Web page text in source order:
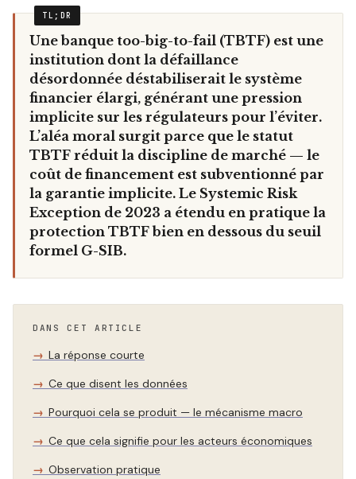
Une banque too-big-to-fail (TBTF) est une
institution dont la défaillance
désordonnée déstabiliserait le système
financier élargi, générant une pression
implicite sur les régulateurs pour l’éviter.
L’aléa moral surgit parce que le statut
TBTF réduit la discipline de marché — le
coût de financement est subventionné par
la garantie implicite. Le Systemic Risk
Exception de 2023 a étendu en pratique la
protection TBTF bien en dessous du seuil
formel G-SIB.
DANS CET ARTICLE
La réponse courte
Ce que disent les données
Pourquoi cela se produit — le mécanisme macro
Ce que cela signifie pour les acteurs économiques
Observation pratique